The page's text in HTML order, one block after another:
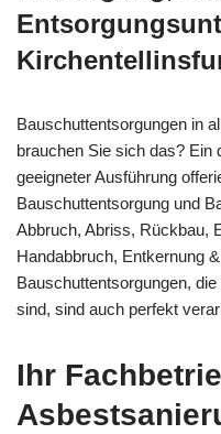
Bauschuttentsorgungen in
brauchen Sie sich das? Ein
geeigneter Ausführung
Bauschuttentsorgung und
Abbruch, Abriss, Rückbau,
Handabbruch, Entkernung
Bauschuttentsorgungen,
sind, sind auch perfekt
Ihr